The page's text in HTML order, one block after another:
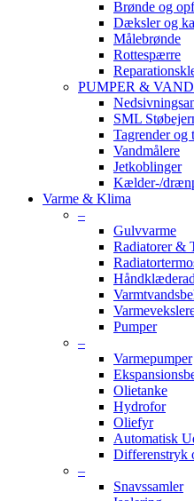
Brønde og
Dæksler og
Målebrønde
Rottespærre
PUMPER & VAND
SML
Tagrender og
Vandmålere
Jetkoblinger
Kælder-/
Varme & Klima
–
Gulvvarme
Radiatorer &
Pumper
–
Varmepumper
Olietanke
Hydrofor
Oliefyr
Automatisk
Differenstryk
–
Snavssamler